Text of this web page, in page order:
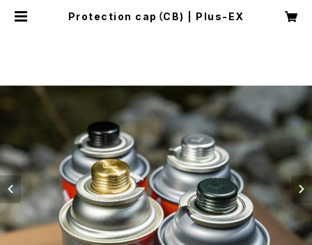
Protection cap（CB) | Plus-EX